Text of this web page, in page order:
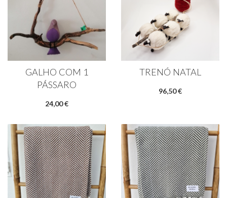
GALHO COM 1
PÁSSARO
24,00 €
TRENÓ NATAL
96,50 €